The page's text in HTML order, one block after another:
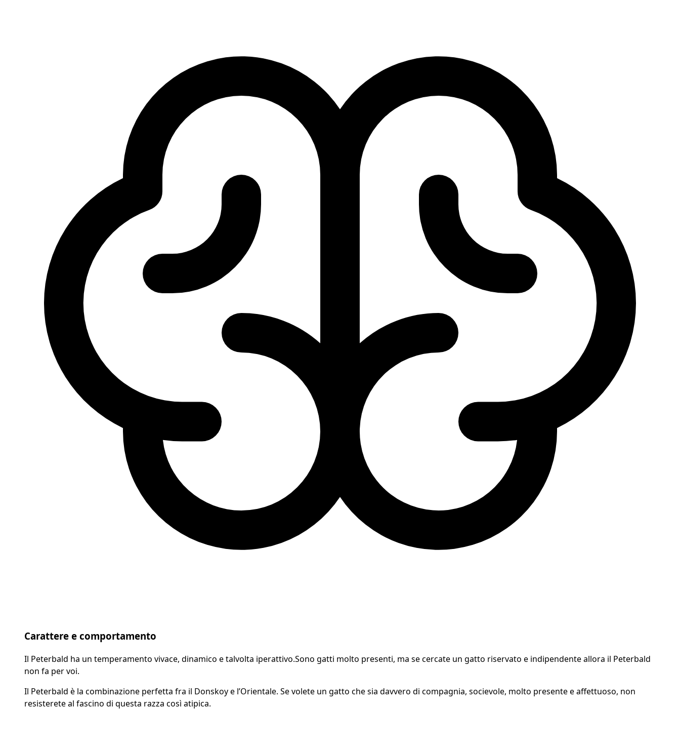
Carattere e comportamento
Il Peterbald ha un temperamento vivace, dinamico e talvolta iperattivo.Sono gatti molto presenti, ma se cercate un gatto riservato e indipendente allora il Peterbald
non fa per voi.
Il Peterbald è la combinazione perfetta fra il Donskoye l’Orientale. Se volete un gatto che sia davvero di compagnia, socievole, molto presente e affettuoso, non
resisterete al fascino di questa razza così atipica.